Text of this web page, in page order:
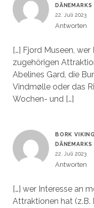
22. Juli 2023
Antworten
[…] Fjord Museen,
zugehörigen
Abelines Gard, die
Vindmølle oder das
Wochen- und […]
BORK
22. Juli 2023
Antworten
[…] wer Interesse an
Attraktionen hat (z.B.